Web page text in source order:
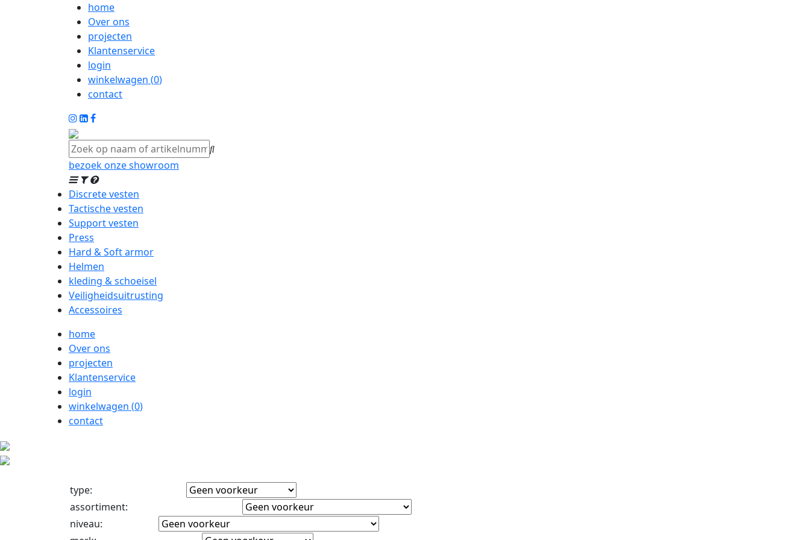
home
Over ons
projecten
Klantenservice
login
winkelwagen (0)
contact
bezoek onze showroom
Discrete vesten
Tactische vesten
Support vesten
Press
Hard & Soft armor
Helmen
kleding & schoeisel
Veiligheidsuitrusting
Accessoires
home
Over ons
projecten
Klantenservice
login
winkelwagen (0)
contact
type:
assortiment:
niveau: